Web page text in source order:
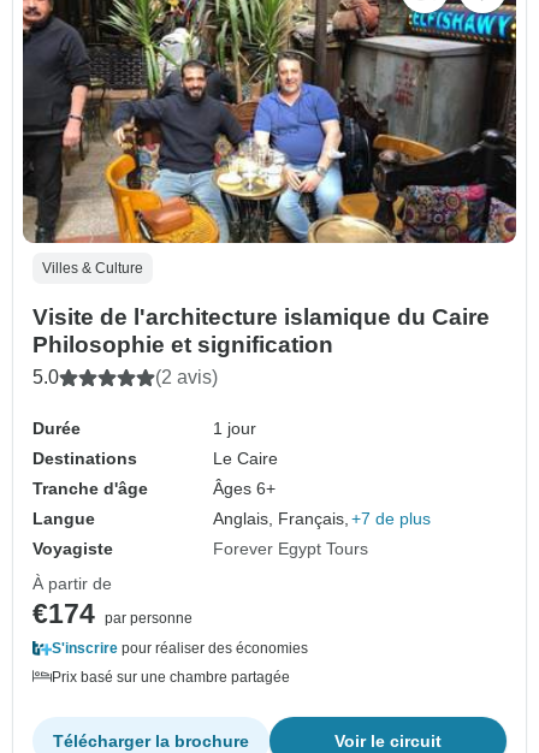
Villes & Culture
Visite de l'architecture islamique du Caire
Philosophie et signification
5.0 (2 avis)
Durée
1 jour
Destinations
Le Caire
Tranche d'âge
Âges 6+
Langue
Anglais, Français, +7 de plus
Voyagiste
Forever Egypt Tours
À partir de
€174 par personne
S'inscrire pour réaliser des économies
Prix basé sur une chambre partagée
Voir le circuit
Télécharger la brochure